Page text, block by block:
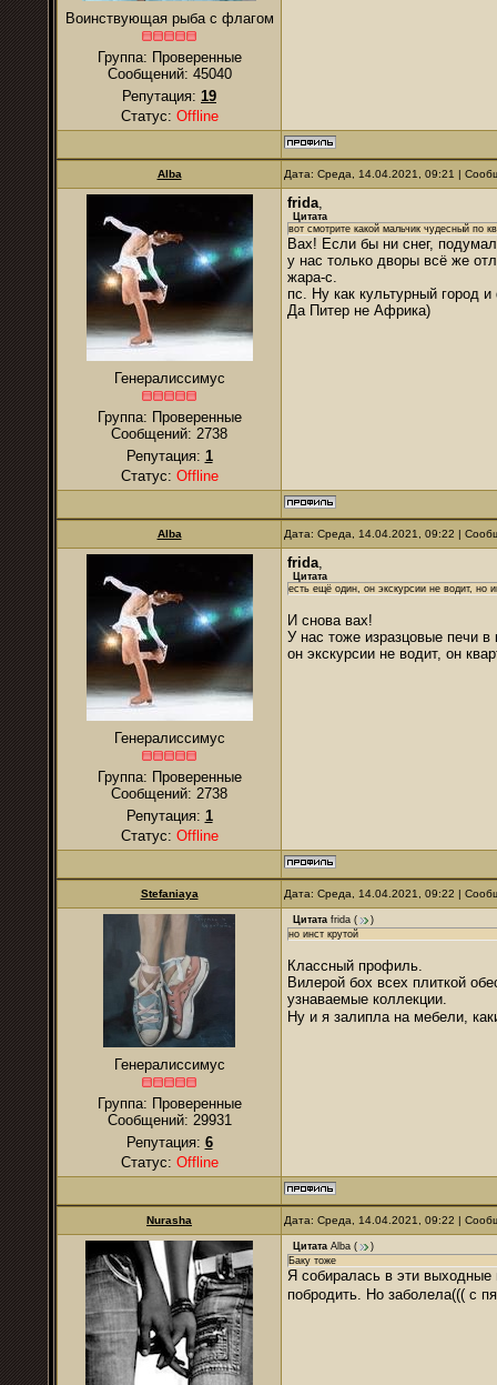
Воинствующая рыба с флагом
Группа: Проверенные
Сообщений: 45040
Репутация: 19
Статус: Offline
Alba Дата: Среда, 14.04.2021, 09:21 |
Генералиссимус
Группа: Проверенные
Сообщений: 2738
Репутация: 1
Статус: Offline
frida,
Цитата
вот смотрите какой мальчик чудесный по
Вах! Если бы ни снег,
у нас только дворы всё же
жара-с.
пс. Ну как культурный город
Да Питер не Африка)
Alba Дата: Среда, 14.04.2021, 09:22 |
Генералиссимус
Группа: Проверенные
Сообщений: 2738
Репутация: 1
Статус: Offline
frida,
Цитата
есть ещё один, он экскурсии не водит, но
И снова вах!
У нас тоже изразцовые печи
он экскурсии не водит, он
Stefaniaya Дата: Среда, 14.04.2021, 09:22 |
Генералиссимус
Группа: Проверенные
Сообщений: 29931
Репутация: 6
Статус: Offline
Цитата frida (
)
но инст крутой
Классный профиль.
Вилерой бох всех плиткой
узнаваемые коллекции.
Ну и я залипла на мебели,
Nurаsha Дата: Среда, 14.04.2021, 09:22 |
Цитата Alba (
)
Баку тоже
Я собиралась в эти выходные
побродить. Но заболела((( с